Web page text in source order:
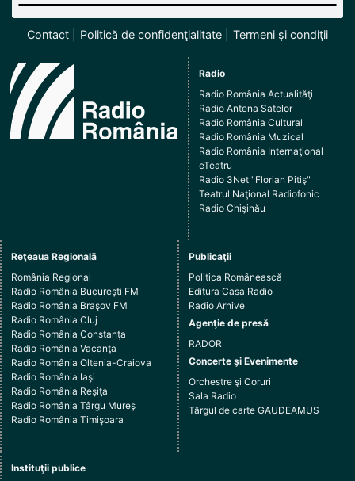
Contact Politică de confidenţialitate Termeni şi condiţii
Radio
Radio România Actualităţi
Radio Antena Satelor
Radio România Cultural
Radio România Muzical
Radio România Internaţional
eTeatru
Radio 3Net "Florian Pitiş"
Teatrul Naţional Radiofonic
Radio Chişinău
Reţeaua Regională
România Regional
Radio România Bucureşti FM
Radio România Braşov FM
Radio România Cluj
Radio România Constanţa
Radio România Vacanţa
Radio România Oltenia-Craiova
Radio România Iaşi
Radio România Reşiţa
Radio România Târgu Mureş
Radio România Timişoara
Publicaţii
Politica Românească
Editura Casa Radio
Radio Arhive
Agenţie de presă
RADOR
Concerte şi Evenimente
Orchestre şi Coruri
Sala Radio
Târgul de carte GAUDEAMUS
Instituţii publice